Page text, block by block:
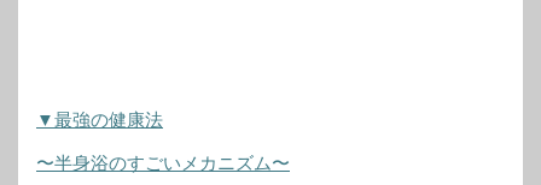
▼最強の健康法
〜半身浴のすごいメカニズム〜